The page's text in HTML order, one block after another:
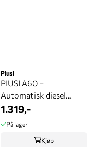
Piusi
PIUSI A60 –
Automatisk diesel
fyllepistol 1" BSP
1.319,-
På lager
Kjøp